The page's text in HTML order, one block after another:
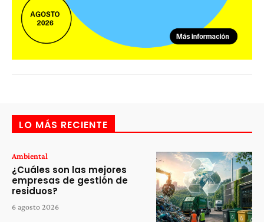
LO MÁS RECIENTE
Ambiental
¿Cuáles son las mejores
empresas de gestión de
residuos?
6 agosto 2026